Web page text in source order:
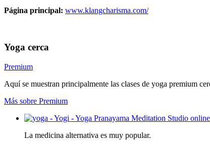
Página principal: www.klangcharisma.com/
Yoga cerca
Premium
Aquí se muestran principalmente las clases de yoga premium
Más sobre Premium
La medicina alternativa es muy popular.